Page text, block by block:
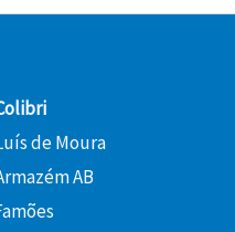
de Moura
AB